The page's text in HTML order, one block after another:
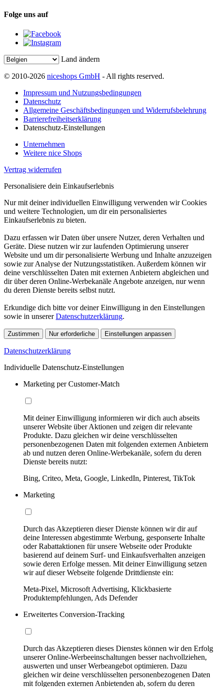
Folge uns auf
Land ändern
© 2010-2026 niceshops GmbH - All rights reserved.
Impressum und Nutzungsbedingungen
Datenschutz
Allgemeine Geschäftsbedingungen und Widerrufsbelehrung
Barrierefreiheitserklärung
Datenschutz-Einstellungen
Unternehmen
Weitere nice Shops
Vertrag widerrufen
Personalisiere dein Einkaufserlebnis
Nur mit deiner individuellen Einwilligung verwenden wir Cookies
und weitere Technologien, um dir ein personalisiertes
Einkaufserlebnis zu bieten.
Dazu erfassen wir Daten über unsere Nutzer, deren Verhalten und
Geräte. Diese nutzen wir zur laufenden Optimierung unserer
Website und um dir personalisierte Werbung und Inhalte anzuzeigen
sowie zur Analyse der Nutzungsstatistiken. Außerdem können wir
deine verschlüsselten Daten mit externen Anbietern abgleichen und
dir über deren Online-Werbekanäle Angebote anzeigen, nur wenn
du deren Dienste bereits selbst nutzt.
Erkundige dich bitte vor deiner Einwilligung in den Einstellungen
sowie in unsererDatenschutzerklärung.
Zustimmen Nur erforderliche Einstellungen anpassen
Datenschutzerklärung
Individuelle Datenschutz-Einstellungen
Marketing per Customer-Match
Mit deiner Einwilligung informieren wir dich auch abseits
unserer Website über Aktionen und zeigen dir relevante
Produkte. Dazu gleichen wir deine verschlüsselten
personenbezogenen Daten mit folgenden externen Anbietern
ab und nutzen deren Online-Werbekanäle, sofern du deren
Dienste bereits nutzt:
Bing, Criteo, Meta, Google, LinkedIn, Pinterest, TikTok
Marketing
Durch das Akzeptieren dieser Dienste können wir dir auf
deine Interessen abgestimmte Werbung, gesponserte Inhalte
oder Rabattaktionen für unsere Webseite oder Produkte
basierend auf deinem Surf- und Einkaufsverhalten anzeigen
sowie deren Erfolge messen. Mit deiner Einwilligung setzen
wir auf dieser Webseite folgende Drittdienste ein:
Meta-Pixel, Microsoft Advertising, Klickbasierte
Produktempfehlungen, Ads Defender
Erweitertes Conversion-Tracking
Durch das Akzeptieren dieses Dienstes können wir den Erfolg
unserer Online-Werbeeinschaltungen besser nachvollziehen,
auswerten und unser Werbeangebot optimieren. Dazu
gleichen wir deine verschlüsselten personenbezogenen Daten
mit folgenden externen Anbietenden ab, sofern du deren